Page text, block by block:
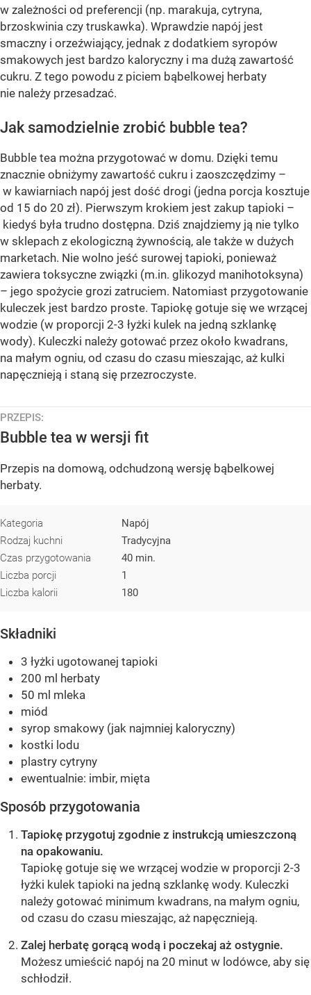
w zależności od preferencji (np. marakuja, cytryna,
brzoskwinia czy truskawka). Wprawdzie napój jest
smaczny i orzeźwiający, jednak z dodatkiem syropów
smakowych jest bardzo kaloryczny i ma dużą zawartość
cukru. Z tego powodu z piciem bąbelkowej herbaty
nie należy przesadzać.
Jak samodzielnie zrobić bubble tea?
Bubble tea można przygotować w domu. Dzięki temu
znacznie obniżymy zawartość cukru i zaoszczędzimy –
w kawiarniach napój jest dość drogi (jedna porcja kosztuje
od 15 do 20 zł). Pierwszym krokiem jest zakup tapioki –
kiedyś była trudno dostępna. Dziś znajdziemy ją nie tylko
w sklepach z ekologiczną żywnością, ale także w dużych
marketach. Nie wolno jeść surowej tapioki, ponieważ
zawiera toksyczne związki (m.in. glikozyd manihotoksyna)
– jego spożycie grozi zatruciem. Natomiast przygotowanie
kuleczek jest bardzo proste. Tapiokę gotuje się we wrzącej
wodzie (w proporcji 2-3 łyżki kulek na jedną szklankę
wody). Kuleczki należy gotować przez około kwadrans,
na małym ogniu, od czasu do czasu mieszając, aż kulki
napęcznieją i staną się przezroczyste.
PRZEPIS:
Bubble tea w wersji fit
Przepis na domową, odchudzoną wersję bąbelkowej
herbaty.
Kategoria
Napój
Rodzaj kuchni
Tradycyjna
Czas przygotowania
40 min.
Liczba porcji
1
Liczba kalorii
180
Składniki
3 łyżki ugotowanej tapioki
200 ml herbaty
50 ml mleka
miód
syrop smakowy (jak najmniej kaloryczny)
kostki lodu
plastry cytryny
ewentualnie: imbir, mięta
Sposób przygotowania
Tapiokę przygotuj zgodnie z instrukcją umieszczoną
na opakowaniu.
Tapiokę gotuje się we wrzącej wodzie w proporcji 2-3
łyżki kulek tapioki na jedną szklankę wody. Kuleczki
należy gotować minimum kwadrans, na małym ogniu,
od czasu do czasu mieszając, aż napęcznieją.
Zalej herbatę gorącą wodą i poczekaj aż ostygnie.
Możesz umieścić napój na 20 minut w lodówce, aby się
schłodził.